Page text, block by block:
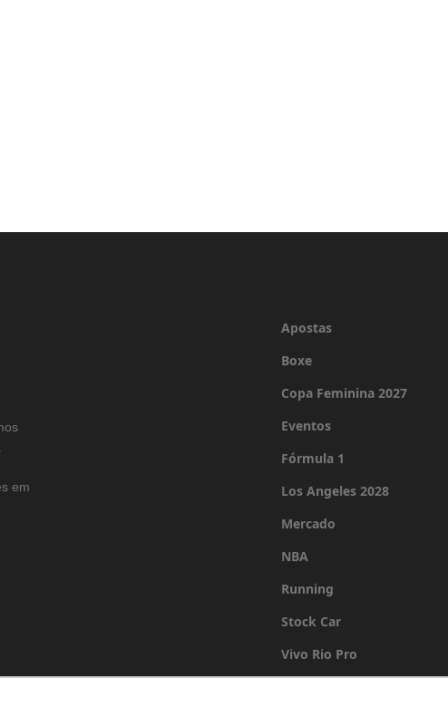
em
Apostas
Boxe
Copa Feminina 2027
Eventos
Fórmula 1
Los Angeles 2028
Mercado
NBA
Running
Stock Car
Vivo Rio Pro